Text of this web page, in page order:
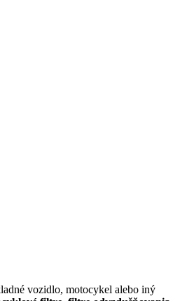
vozidlo, motocykel alebo iný